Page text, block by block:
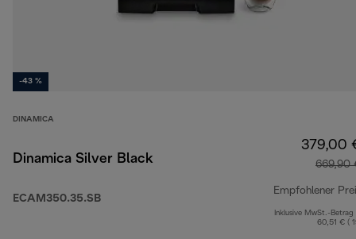
-43 %
DINAMICA
Dinamica Silver Black
ECAM350.35.SB
379,00
669,90
Empfohlener
Inklusive MwSt.-Betrag
60,51 € (